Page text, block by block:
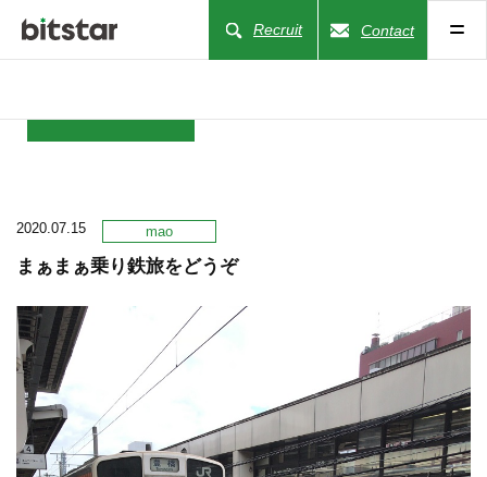
Recruit Contact
COMPANY
BUSINESS
WORKS
ACTION
2020.07.15 mao
まぁまぁ乗り鉄旅をどうぞ